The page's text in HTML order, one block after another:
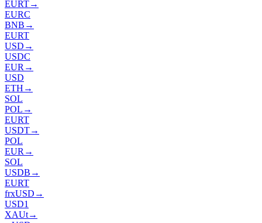
EURT→
EURC
BNB →
EURT
USD →
USDC
EUR →
USD
ETH →
SOL
POL →
EURT
USDT→
POL
EUR →
SOL
USDB →
EURT
frxUSD →
USD1
XAUt→